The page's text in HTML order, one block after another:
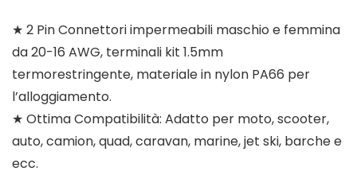
★ 2 Pin Connettori impermeabili maschio e femmina
da 20-16 AWG, terminali kit 1.5mm
termorestringente, materiale in nylon PA66 per
l’alloggiamento.
★ Ottima Compatibilità: Adatto per moto, scooter,
auto, camion, quad, caravan, marine, jet ski, barche e
ecc.